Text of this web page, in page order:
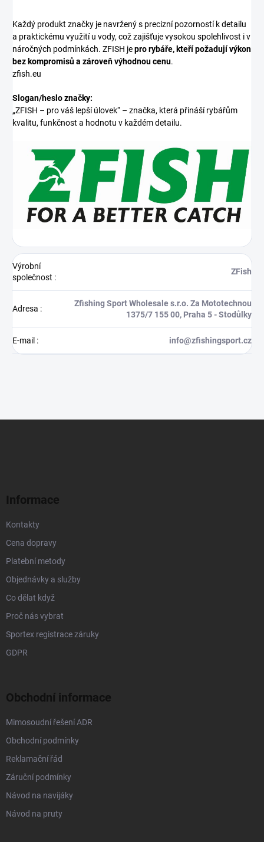
Každý produkt značky je navržený s precizní pozorností k detailu
a praktickému využití u vody, což zajišťuje vysokou spolehlivost i v
náročných podmínkách. ZFISH jepro rybáře, kteří požadují výkon
bez kompromisů a zároveň výhodnou cenu.
zfish.eu
Slogan/heslo značky:
„ZFISH – pro váš lepší úlovek“ – značka, která přináší rybářům
kvalitu, funkčnost a hodnotu v každém detailu.
Výrobní
společnost :
ZFish
Adresa :
Zfishing Sport Wholesale s.r.o. Za Mototechnou
1375/7 155 00, Praha 5 - Stodůlky
E-mail : info@zfishingsport.cz
Informace
Kontakty
Cena dopravy
Platební metody
Objednávky a služby
Co dělat když
Proč nás vybrat
Sportex registrace záruky
GDPR
Obchodní informace
Mimosoudní řešení ADR
Obchodní podmínky
Reklamační řád
Záruční podmínky
Návod na navijáky
Návod na pruty